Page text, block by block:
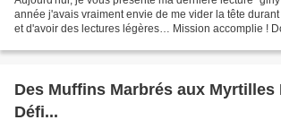
année j'avais vraiment envie de me vider la tête
et d'avoir des lectures légères… Mission accomplie !
Des Muffins Marbrés aux Myrtilles
Défi...